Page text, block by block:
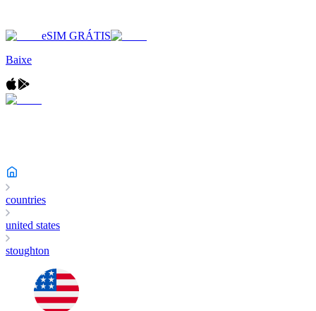
eSIM GRÁTIS
Baixe
countries
united states
stoughton